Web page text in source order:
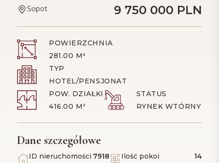
Sopot 9 750 000 PLN
POWIERZCHNIA
281.00 M²
TYP
HOTEL/PENSJONAT
POW. DZIAŁKI
416.00 M²
STATUS
RYNEK WTÓRNY
Dane szczegółowe
ID nieruchomości 7918 Ilość pokoi 14